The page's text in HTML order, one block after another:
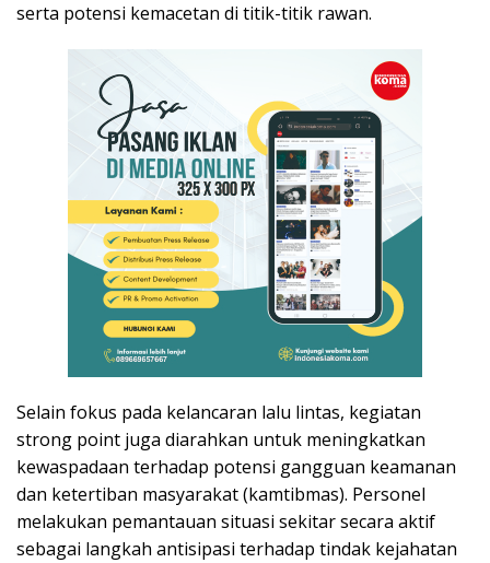
serta potensi kemacetan di titik-titik rawan.
Selain fokus pada kelancaran lalu lintas, kegiatan
strong point juga diarahkan untuk meningkatkan
kewaspadaan terhadap potensi gangguan keamanan
dan ketertiban masyarakat (kamtibmas). Personel
melakukan pemantauan situasi sekitar secara aktif
sebagai langkah antisipasi terhadap tindak kejahatan